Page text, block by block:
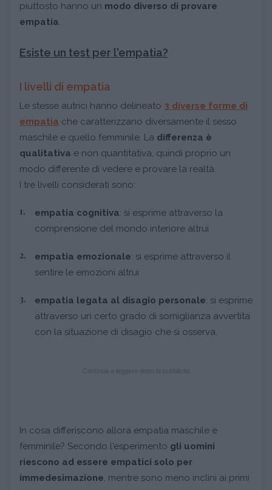
piuttosto hanno un modo diverso di provare
empatia.
Esiste un test per l'empatia?
I livelli di empatia
Le stesse autrici hanno delineato 3 diverse forme di
empatia che caratterizzano diversamente il sesso
maschile e quello femminile. La differenza è
qualitativa e non quantitativa, quindi proprio un
modo differente di vedere e provare la realtà.
I tre livelli considerati sono:
empatia cognitiva: si esprime attraverso la
comprensione del mondo interiore altrui
empatia emozionale: si esprime attraverso il
sentire le emozioni altrui
empatia legata al disagio personale: si esprime
attraverso un certo grado di somiglianza avvertita
con la situazione di disagio che si osserva.
In cosa differiscono allora empatia maschile e
femminile? Secondo l'esperimento gli uomini
riescono ad essere empatici solo per
immedesimazione, mentre sono meno inclini ai primi